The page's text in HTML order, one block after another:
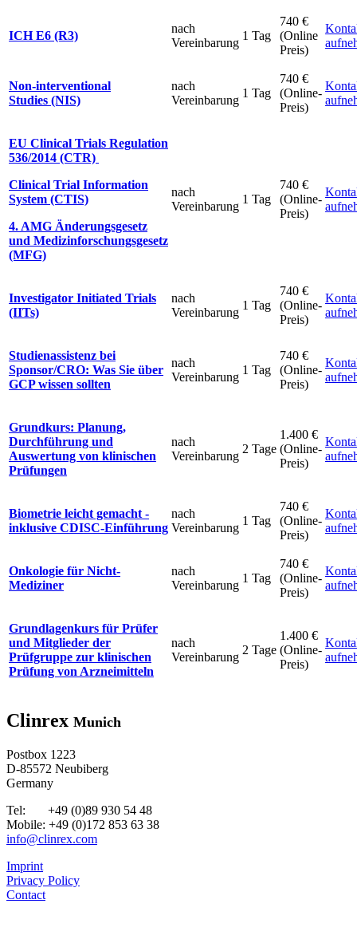
ICH E6 (R3)
nach
Vereinbarung
1 Tag
740 €
(Online
Preis)
Non-interventional
Studies (NIS)
nach
Vereinbarung
1 Tag
740 €
(Online-
Preis)
EU Clinical Trials Regulation
536/2014 (CTR)
Clinical Trial Information
System (CTIS)
4. AMG Änderungsgesetz
und Medizinforschungsgesetz
(MFG)
nach
Vereinbarung
1 Tag
740 €
(Online-
Preis)
Investigator Initiated Trials
(IITs)
nach
Vereinbarung
1 Tag
740 €
(Online-
Preis)
Studienassistenz bei
Sponsor/CRO: Was Sie über
GCP wissen sollten
nach
Vereinbarung
1 Tag
740 €
(Online-
Preis)
Grundkurs: Planung,
Durchführung und
Auswertung von klinischen
Prüfungen
nach
Vereinbarung
2 Tage
1.400 €
(Online-
Preis)
Biometrie leicht gemacht -
inklusive CDISC-Einführung
nach
Vereinbarung
1 Tag
740 €
(Online-
Preis)
Onkologie für Nicht-
Mediziner
nach
Vereinbarung
1 Tag
740 €
(Online-
Preis)
Grundlagenkurs für Prüfer
und Mitglieder der
Prüfgruppe zur klinischen
Prüfung von Arzneimitteln
nach
Vereinbarung
2 Tage
1.400 €
(Online-
Preis)
Clinrex Munich
Postbox 1223
D-85572 Neubiberg
Germany
Tel: +49 (0)89 930 54 48
Mobile: +49 (0)172 853 63 38
info@clinrex.com
Imprint
Privacy Policy
Contact